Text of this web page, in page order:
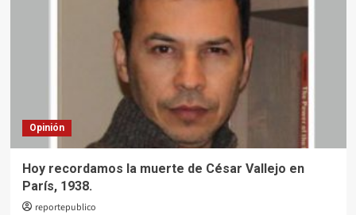
Opinión
Hoy recordamos la muerte de César Vallejo en
París, 1938.
reportepublico